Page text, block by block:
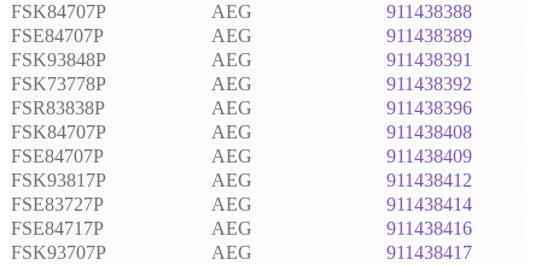
FSK84707P
AEG
911438388
FSE84707P
AEG
911438389
FSK93848P
AEG
911438391
FSK73778P
AEG
911438392
FSR83838P
AEG
911438396
FSK84707P
AEG
911438408
FSE84707P
AEG
911438409
FSK93817P
AEG
911438412
FSE83727P
AEG
911438414
FSE84717P
AEG
911438416
FSK93707P
AEG
911438417